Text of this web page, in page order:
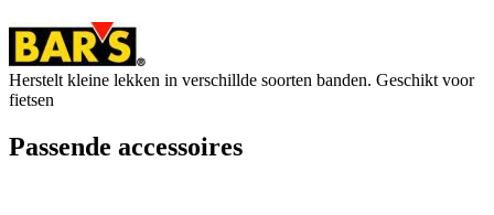
Herstelt kleine lekken in verschillde soorten banden. Geschikt voor
fietsen
Passende accessoires